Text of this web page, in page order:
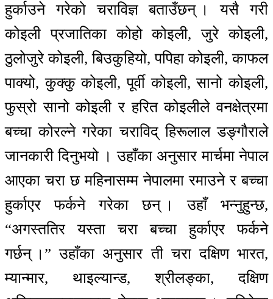
हुर्काउने गरेको चराविज्ञ बताउँछन् । यसै गरी
कोइली प्रजातिका कोहो कोइली, जुरे कोइली,
ठुलोजुरे कोइली, बिउकुहियो, पपिहा कोइली, काफल
पाक्यो, कुक्कु कोइली, पूर्वी कोइली, सानो कोइली,
फुस्रो सानो कोइली र हरित कोइलीले वनक्षेत्रमा
बच्चा कोरल्ने गरेका चराविद् हिरूलाल डङ्गौराले
जानकारी दिनुभयो । उहाँका अनुसार मार्चमा नेपाल
आएका चरा छ महिनासम्म नेपालमा रमाउने र बच्चा
हुर्काएर फर्कने गरेका छन् । उहाँ भन्नुहुन्छ,
“अगस्ततिर यस्ता चरा बच्चा हुर्काएर फर्कने
गर्छन् ।” उहाँका अनुसार ती चरा दक्षिण भारत,
म्यान्मार, थाइल्यान्ड, श्रीलङ्का, दक्षिण